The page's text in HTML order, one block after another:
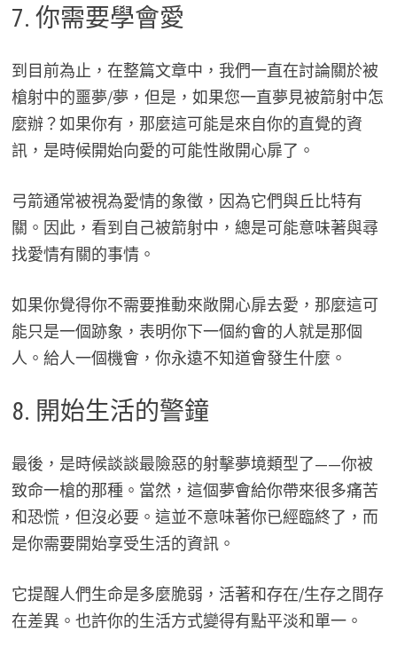
7. 你需要學會愛
到目前為止，在整篇文章中，我們一直在討論關於被
槍射中的噩夢/夢，但是，如果您一直夢見被箭射中怎
麼辦？如果你有，那麼這可能是來自你的直覺的資
訊，是時候開始向愛的可能性敞開心扉了。
弓箭通常被視為愛情的象徵，因為它們與丘比特有
關。因此，看到自己被箭射中，總是可能意味著與尋
找愛情有關的事情。
如果你覺得你不需要推動來敞開心扉去愛，那麼這可
能只是一個跡象，表明你下一個約會的人就是那個
人。給人一個機會，你永遠不知道會發生什麼。
8. 開始生活的警鐘
最後，是時候談談最險惡的射擊夢境類型了——你被
致命一槍的那種。當然，這個夢會給你帶來很多痛苦
和恐慌，但沒必要。這並不意味著你已經臨終了，而
是你需要開始享受生活的資訊。
它提醒人們生命是多麼脆弱，活著和存在/生存之間存
在差異。也許你的生活方式變得有點平淡和單一。